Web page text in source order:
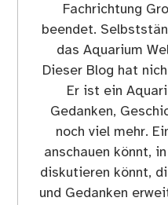
Fachrichtung
beendet.
das Aquarium
Dieser Blog hat
Er ist ein
Gedanken,
noch viel mehr.
anschauen könnt,
diskutieren könnt,
und Gedanken